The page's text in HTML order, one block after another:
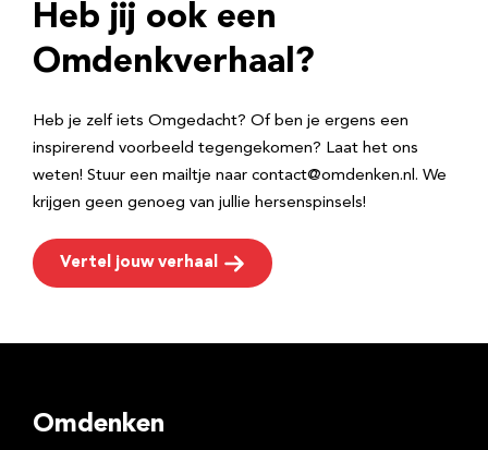
r
e
Heb jij ook een
Omdenkverhaal?
Heb je zelf iets Omgedacht? Of ben je ergens een
inspirerend voorbeeld tegengekomen? Laat het ons
weten! Stuur een mailtje naar contact@omdenken.nl. We
krijgen geen genoeg van jullie hersenspinsels!
Vertel jouw verhaal
Omdenken